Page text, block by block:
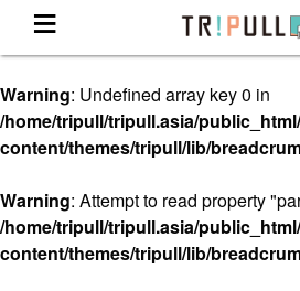
ホーム
Theme
テーマから探す
Warning: Undefined array key 0 in
/home/tripull/tripull.asia/
content/themes/tripull/lib/
Warning: Attempt to read property
/home/tripull/tripull.asia/
content/themes/tripull/lib/